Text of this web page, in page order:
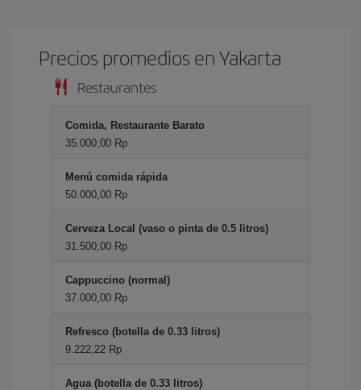
Precios promedios en Yakarta
Restaurantes
Comida, Restaurante Barato
35.000,00 Rp
Menú comida rápida
50.000,00 Rp
Cerveza Local (vaso o pinta de 0.5 litros)
31.500,00 Rp
Cappuccino (normal)
37.000,00 Rp
Refresco (botella de 0.33 litros)
9.222,22 Rp
Agua (botella de 0.33 litros)